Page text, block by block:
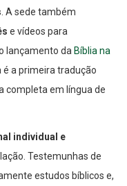
. A sede também
e vídeos para
lançamento da Bíblia na
é a primeira tradução
completa em língua de
individual e
Testemunhas de
estudos bíblicos e,